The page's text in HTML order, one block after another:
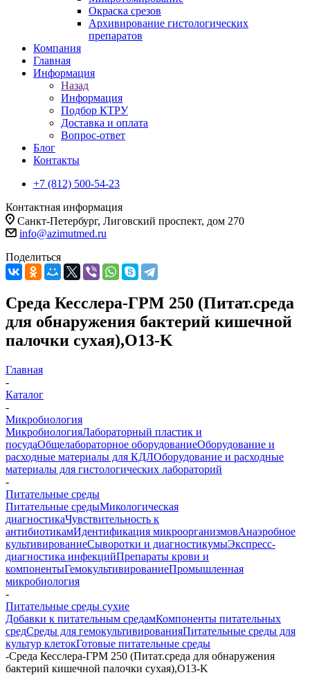
Окраска срезов
Архивирование гистологических
препаратов
Компания
Главная
Информация
Назад
Информация
Подбор КТРУ
Доставка и оплата
Вопрос-ответ
Блог
Контакты
+7 (812) 500-54-23
Контактная информация
Санкт-Петербург, Лиговский проспект, дом 270
info@azimutmed.ru
Поделиться
Среда Кесслера-ГРМ 250 (Питат.среда
для обнаружения бактерий кишечной
палочки сухая),О13-K
Главная
-
Каталог
-
Микробиология
МикробиологияЛабораторный пластик и
посудаОбщелабораторное оборудованиеОборудование и
расходные материалы для КДЛОборудование и расходные
материалы для гистологических лабораторий
-
Питательные среды
Питательные средыМикологическая
диагностикаЧувствительность к
антибиотикамИдентификация микроорганизмовАнаэробное
культивированиеСыворотки и диагностикумыЭкспресс-
диагностика инфекцийПрепараты крови и
компонентыГемокультивированиеПромышленная
микробиология
-
Питательные среды сухие
Добавки к питательным средамКомпоненты питательных
средСреды для гемокультивированияПитательные среды для
культур клетокГотовые питательные среды
-Среда Кесслера-ГРМ 250 (Питат.среда для обнаружения
бактерий кишечной палочки сухая),О13-K